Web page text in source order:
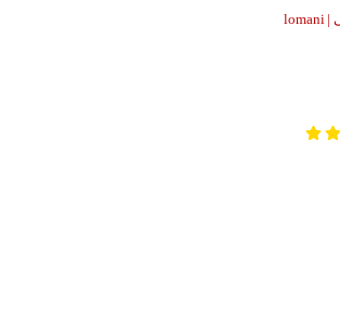
عطر ادکلن لومانی هدیه تهرانی | lomani